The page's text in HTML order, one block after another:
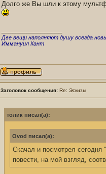
Долго же Вы шли к этому
Две вещи наполняют душу всегда
Иммануил Кант
Заголовок сообщения: Re: Эскизы
толик писал(а):
Ovod писал(а):
Скачал и посмотрел
повести, на мой взгляд,